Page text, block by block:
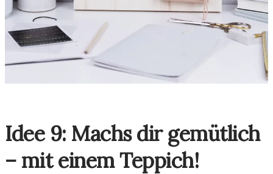
Idee 9: Machs dir gemütlich
– mit einem Teppich!